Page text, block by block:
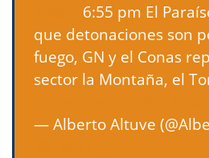
6:55 pm El
que detonaciones son
fuego, GN y el Conas
sector la Montaña, el
— Alberto Altuve